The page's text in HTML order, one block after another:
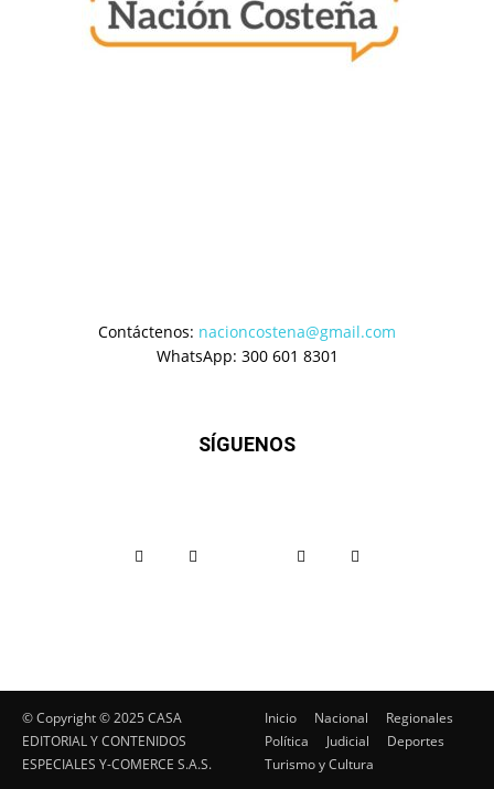
Contáctenos: nacioncostena@gmail.com
WhatsApp: 300 601 8301
SÍGUENOS
© Copyright ©️ 2025 CASA
EDITORIAL Y CONTENIDOS
ESPECIALES Y-COMERCE S.A.S.
Inicio Nacional
Regionales
Política
Judicial
Deportes
Turismo y Cultura